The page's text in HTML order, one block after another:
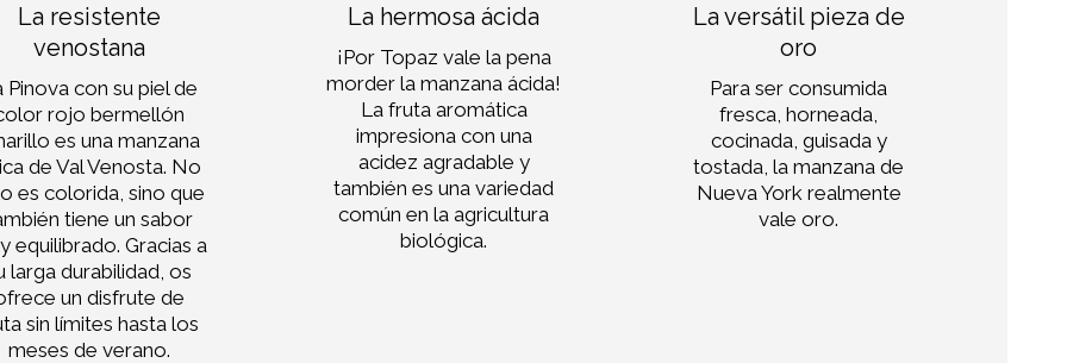
La resistente
venostana
Pinova con su piel de
rojo bermellón
es una manzana
de Val Venosta. No
es colorida, sino que
tiene un sabor
equilibrado. Gracias a
larga durabilidad, os
un disfrute de
sin límites hasta los
meses de verano.
La hermosa ácida
¡Por Topaz vale la pena
morder la manzana ácida!
La fruta aromática
impresiona con una
acidez agradable y
también es una variedad
común en la agricultura
biológica.
La versátil pieza de
oro
Para ser consumida
fresca, horneada,
cocinada, guisada y
tostada, la manzana de
Nueva York realmente
vale oro.